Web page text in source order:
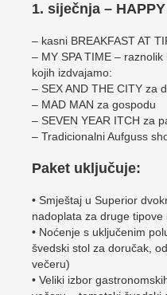
1. siječnja –
– kasni BREAKFAST AT
– MY SPA TIME –
kojih izdvajamo:
– SEX AND THE CITY za
– MAD MAN za gospodu
– SEVEN YEAR ITCH za
– Tradicionalni Aufguss
Paket uključuje:
• Smještaj u Superior
nadoplata za druge
• Noćenje s uključenim
švedski stol za doručak,
večeru)
• Veliki izbor